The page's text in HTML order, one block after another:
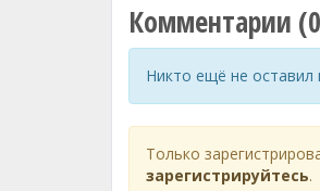
Комментарии
Никто ещё не оставил
Только
зарегистрируйтесь.